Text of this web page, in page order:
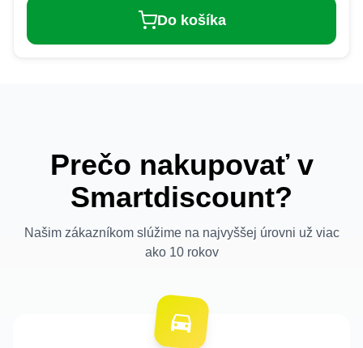
Do košíka
Prečo nakupovať v
Smartdiscount?
Našim zákazníkom slúžime na najvyššej úrovni už viac
ako 10 rokov